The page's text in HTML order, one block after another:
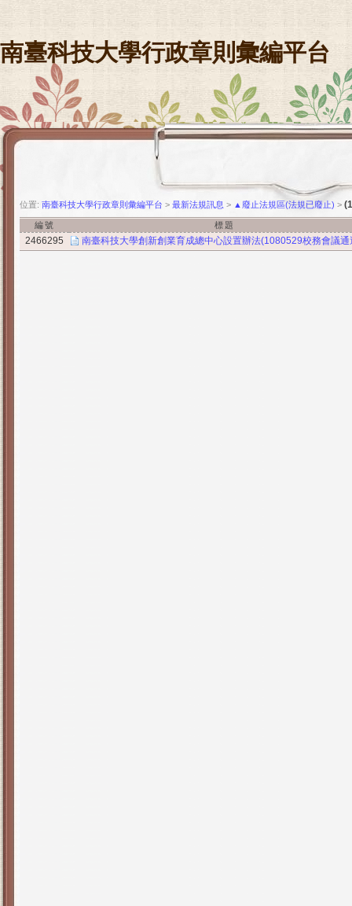
南臺科技大學行政章則彙編平台
位置: 南臺科技大學行政章則彙編平台 > 最新法規訊息 > ▲廢止法規區(法規已廢止) >
編號 標題
2466295 南臺科技大學創新創業育成總中心設置辦法(1080529校務會議通